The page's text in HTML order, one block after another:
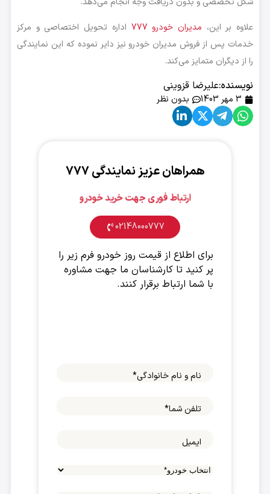
علاوه بر این، مدیران خودرو 777
اداره تحویل اختصاصی و مرکز
خدمات پس از فروش مدیران خودرو نیز دایر نموده که این نمایندگی
را از دیگران متمایز می‌کند.
نویسنده:علیرضا قزوینی
3 مهر 1403 بدون نظر
همراهان عزیز نمایندگی ۷۷۷
ارتباط فوری جهت خرید خودرو
02148000777
برای اطلاع از قیمت روز خودرو فرم زیر را
پر کنید تا کارشناسان ما جهت مشاوره
با شما ارتباط برقرار کنند.
نام و نام خانوادگی*
تلفن شما*
ایمیل